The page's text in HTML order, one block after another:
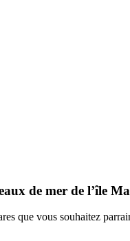
de mer de l’île
que vous souhaitez